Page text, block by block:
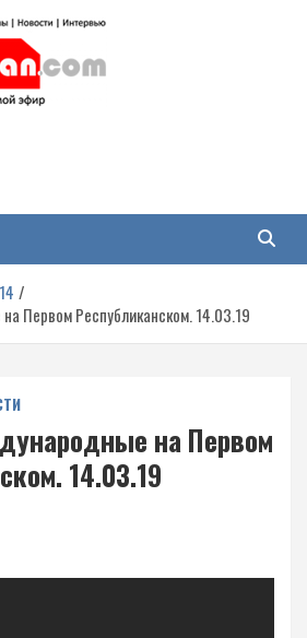
Гражданская война
включая события в Новороссии, ДНР,
14
Первом Республиканском. 14.03.19
на Первом
14.03.19